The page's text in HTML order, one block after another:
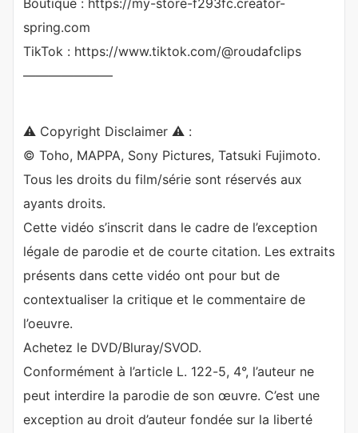
Boutique : https://my-store-f293fc.creator-
spring.com
TikTok : https://www.tiktok.com/@roudafclips
———————
⚠️ Copyright Disclaimer ⚠️ :
© Toho, MAPPA, Sony Pictures, Tatsuki Fujimoto.
Tous les droits du film/série sont réservés aux
ayants droits.
Cette vidéo s’inscrit dans le cadre de l’exception
légale de parodie et de courte citation. Les extraits
présents dans cette vidéo ont pour but de
contextualiser la critique et le commentaire de
l’oeuvre.
Achetez le DVD/Bluray/SVOD.
Conformément à l’article L. 122-5, 4°, l’auteur ne
peut interdire la parodie de son œuvre. C’est une
exception au droit d’auteur fondée sur la liberté